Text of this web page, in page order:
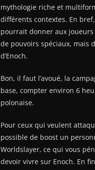
mythologie riche et
différents contextes. En
pourrait donner aux
de pouvoirs spéciaux, mais
d’Enoch.
Bon, il faut l’avoué, la
base, compter environ 6
polonaise.
Pour ceux qui veulent
possible de boost un
Worldslayer, ce qui vous
devoir vivre sur Enoch. En